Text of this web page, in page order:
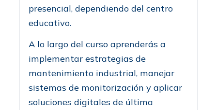
presencial, dependiendo del centro
educativo.
A lo largo del curso aprenderás a
implementar estrategias de
mantenimiento industrial, manejar
sistemas de monitorización y aplicar
soluciones digitales de última